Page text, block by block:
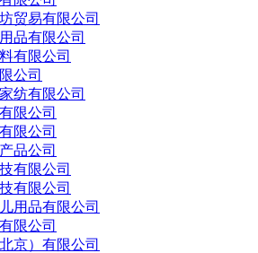
贸易有限公司
品有限公司
有限公司
公司
纺有限公司
限公司
限公司
品公司
有限公司
有限公司
用品有限公司
限公司
京）有限公司